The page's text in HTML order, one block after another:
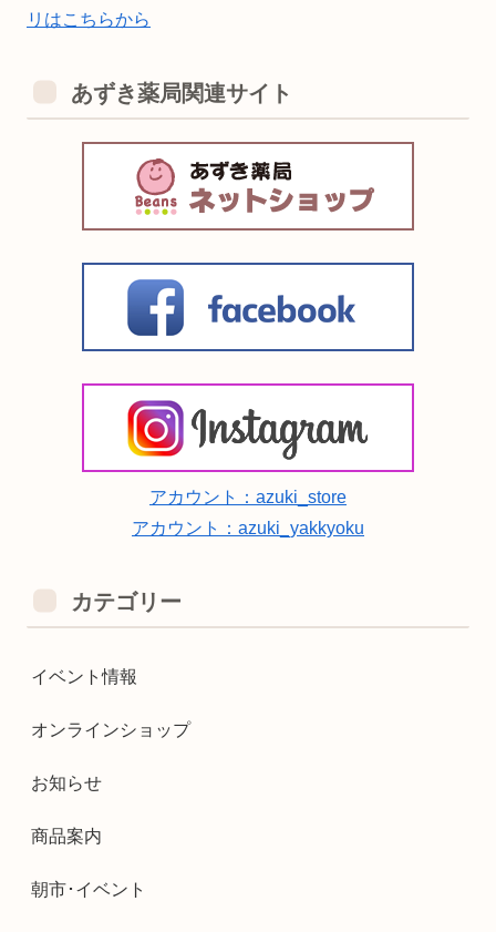
リはこちらから
あずき薬局関連サイト
アカウント：azuki_store
アカウント：azuki_yakkyoku
カテゴリー
イベント情報
オンラインショップ
お知らせ
商品案内
朝市･イベント